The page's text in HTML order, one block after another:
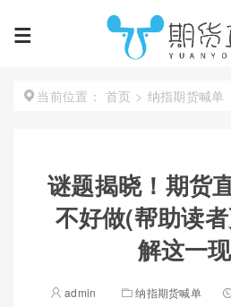
当前位置： 首页 > 纳指期货喊单
谜题揭晓！期货
不好做(帮助读
解这一
admin 纳指期货喊单